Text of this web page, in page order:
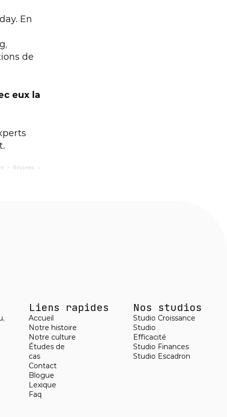
En
de
eux la
– Reviews ›
Liens rapides
Accueil
Notre histoire
Notre culture
Études de
cas
Contact
Blogue
Lexique
Faq
Nos studios
Studio Croissance
Studio
Efficacité
Studio Finances
Studio Escadron